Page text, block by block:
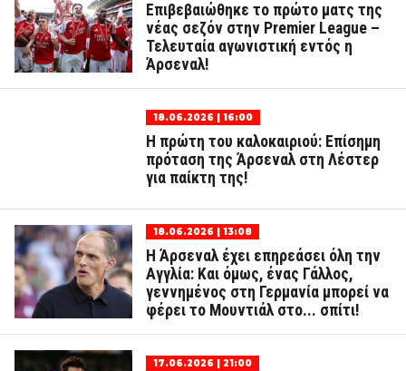
Επιβεβαιώθηκε το πρώτο ματς της
νέας σεζόν στην Premier League –
Τελευταία αγωνιστική εντός η
Άρσεναλ!
18.06.2026 | 16:00
Η πρώτη του καλοκαιριού: Επίσημη
πρόταση της Άρσεναλ στη Λέστερ
για παίκτη της!
18.06.2026 | 13:08
H Άρσεναλ έχει επηρεάσει όλη την
Αγγλία: Και όμως, ένας Γάλλος,
γεννημένος στη Γερμανία μπορεί να
φέρει το Μουντιάλ στο... σπίτι!
17.06.2026 | 21:00